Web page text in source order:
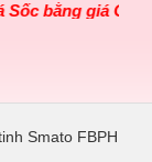
bằng giá Gốc
Smato FBPH